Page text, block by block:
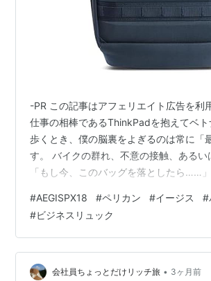
-PR この記事はアフェリエイト広告を利
仕事の相棒であるThinkPadを抱えてベ
歩くとき、僕の脳裏をよぎるのは常に「
す。 バイクの群れ、不意の接触、あるい
「もし今、このバッグを落としたら……
なギアに出会ってしまいました。 ハード
詞、ペリカンが放つバックパック「
ス PX18）」。 正直、まだ手元にあるわ
ん。5万円を超える価格を前に、僕だっ
を閉じかけました。 でも、スペックを読
#AEGISPX18 #ペリカン #イージス #
#ビジネスリュック
会社員ちょっとだけリッチ旅 • 3ヶ月前